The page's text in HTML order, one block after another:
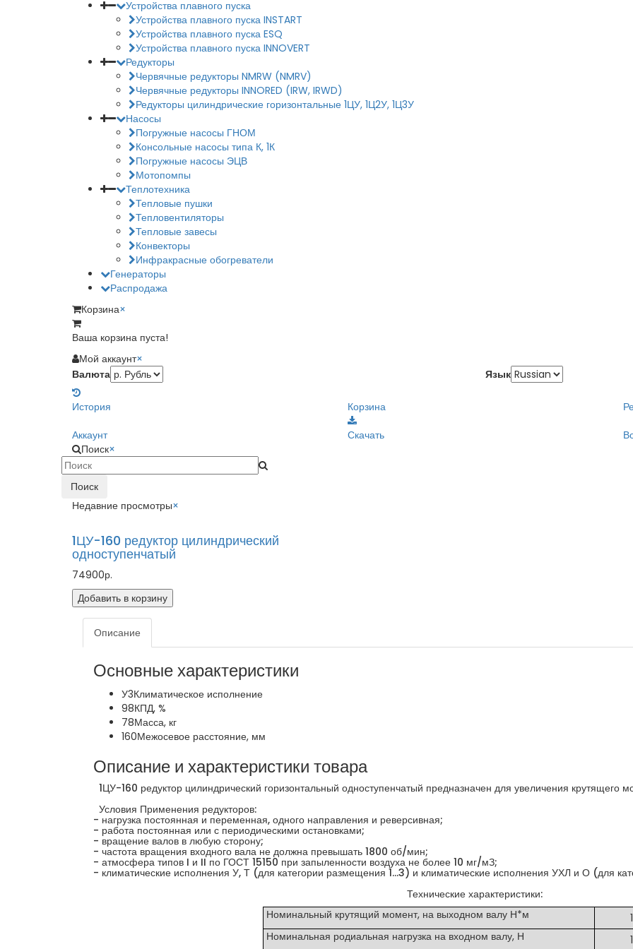
Устройства плавного пуска
Устройства плавного пуска INSTART
Устройства плавного пуска ESQ
Устройства плавного пуска INNOVERT
Редукторы
Червячные редукторы NMRW (NMRV)
Червячные редукторы INNORED (IRW, IRWD)
Редукторы цилиндрические горизонтальные 1ЦУ, 1Ц2У, 1Ц3У
Насосы
Погружные насосы ГНОМ
Консольные насосы типа К, 1К
Погружные насосы ЭЦВ
Мотопомпы
Теплотехника
Тепловые пушки
Тепловентиляторы
Тепловые завесы
Конвекторы
Инфракрасные обогреватели
Генераторы
Распродажа
Корзина×
Ваша корзина пуста!
Мой аккаунт×
Валюта
Язык
История Корзина
Аккаунт
Скачать
Поиск×
Поиск
Недавние просмотры×
1ЦУ-160 редуктор цилиндрический
одноступенчатый
74900р.
Добавить в корзину
Описание
Основные характеристики
У3Климатическое исполнение
98КПД, %
78Масса, кг
160Межосевое расстояние, мм
Описание и характеристики товара
1ЦУ-160 редуктор цилиндрический горизонтальный одноступенчатый предназначен для увеличения
Условия Применения редукторов:
- нагрузка постоянная и переменная, одного направления и реверсивная;
- работа постоянная или с периодическими остановками;
- вращение валов в любую сторону;
- частота вращения входного вала не должна превышать 1800 об/мин;
- атмосфера типов I и II по ГОСТ 15150 при запыленности воздуха не более 10 мг/мЗ;
- климатические исполнения У, Т (для категории размещения 1...3) и климатические исполнения УХЛ и О (для
Технические характеристики:
Номинальный крутящий момент, на выходном валу Н*м
Номинальная родиальная нагрузка на входном валу, Н